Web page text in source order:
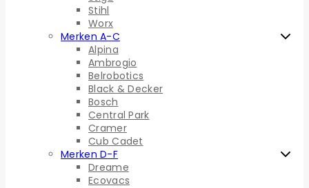
Stihl
Worx
Merken A-C
Alpina
Ambrogio
Belrobotics
Black & Decker
Bosch
Central Park
Cramer
Cub Cadet
Merken D-F
Dreame
Ecovacs